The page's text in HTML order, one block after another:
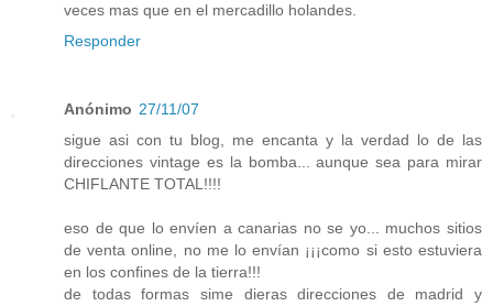
veces mas que en el mercadillo holandes.
Responder
Anónimo 27/11/07
sigue asi con tu blog, me encanta y la verdad lo de las
direcciones vintage es la bomba... aunque sea para mirar
CHIFLANTE TOTAL!!!!
eso de que lo envíen a canarias no se yo... muchos sitios
de venta online, no me lo envían ¡¡¡como si esto estuviera
en los confines de la tierra!!!
de todas formas sime dieras direcciones de madrid y